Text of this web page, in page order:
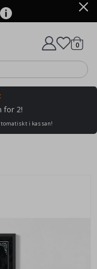
0varer
for 2!
i kassan!